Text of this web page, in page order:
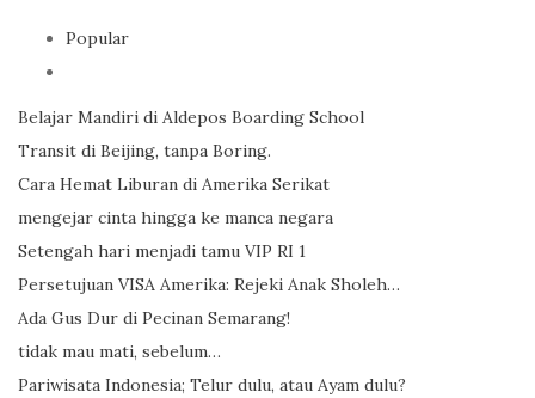
Popular
Belajar Mandiri di Aldepos Boarding School
Transit di Beijing, tanpa Boring.
Cara Hemat Liburan di Amerika Serikat
mengejar cinta hingga ke manca negara
Setengah hari menjadi tamu VIP RI 1
Persetujuan VISA Amerika: Rejeki Anak Sholeh…
Ada Gus Dur di Pecinan Semarang!
tidak mau mati, sebelum…
Pariwisata Indonesia; Telur dulu, atau Ayam dulu?